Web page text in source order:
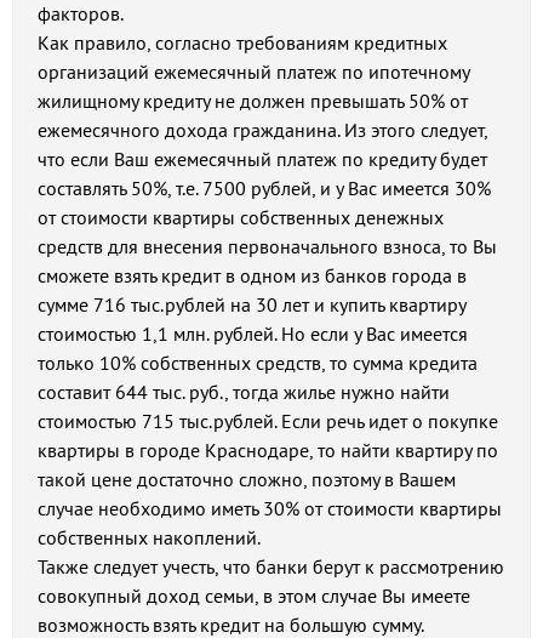
факторов.
Как правило, согласно требованиям кредитных
организаций ежемесячный платеж по ипотечному
жилищному кредиту не должен превышать 50% от
ежемесячного дохода гражданина. Из этого следует,
что если Ваш ежемесячный платеж по кредиту будет
составлять 50%, т.е. 7500 рублей, и у Вас имеется 30%
от стоимости квартиры собственных денежных
средств для внесения первоначального взноса, то Вы
сможете взять кредит в одном из банков города в
сумме 716 тыс.рублей на 30 лет и купить квартиру
стоимостью 1,1 млн. рублей. Но если у Вас имеется
только 10% собственных средств, то сумма кредита
составит 644 тыс. руб., тогда жилье нужно найти
стоимостью 715 тыс.рублей. Если речь идет о покупке
квартиры в городе Краснодаре, то найти квартиру по
такой цене достаточно сложно, поэтому в Вашем
случае необходимо иметь 30% от стоимости квартиры
собственных накоплений.
Также следует учесть, что банки берут к рассмотрению
совокупный доход семьи, в этом случае Вы имеете
возможность взять кредит на большую сумму.